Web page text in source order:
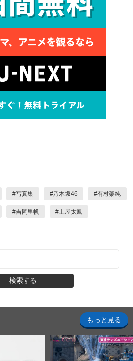
#写真集 #乃木坂46 #有村架純
#吉岡里帆 #土屋太鳳
検索する
もっと見る